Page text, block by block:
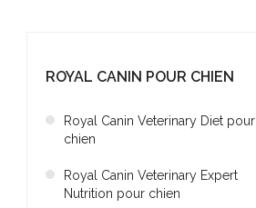
ROYAL CANIN POUR CHIEN
Royal Canin Veterinary Diet pour
chien
Royal Canin Veterinary Expert
Nutrition pour chien